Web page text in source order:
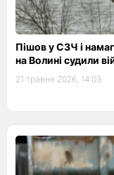
Пішов у СЗЧ і
на Волині судили
21 травня 2026, 14:03